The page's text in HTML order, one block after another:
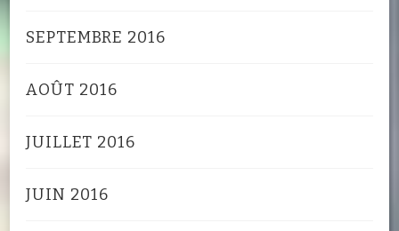
SEPTEMBRE 2016
AOÛT 2016
JUILLET 2016
JUIN 2016